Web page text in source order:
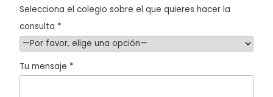
Selecciona el colegio sobre el que quieres hacer la
consulta *
Tu mensaje *